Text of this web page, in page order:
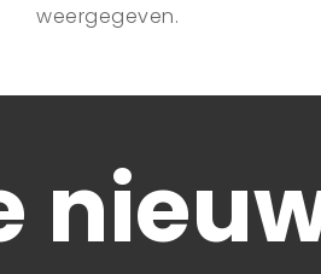
weergegeven.